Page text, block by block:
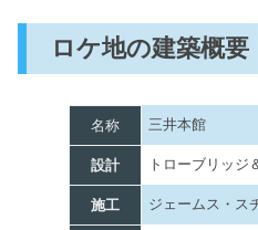
ロケ地の建築概要
名称 三井本館
設計 トローブリッジ
施工 ジェームス・ス